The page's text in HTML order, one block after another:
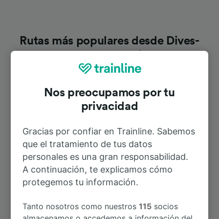
Rutas más populares desde Dives-
Duración
A París
A Caen 1h 54min
A Le Havre 3h 42min
Nos preocupamos por tu
privacidad
Gracias por confiar en Trainline. Sabemos
que el tratamiento de tus datos
personales es una gran responsabilidad.
A continuación, te explicamos cómo
protegemos tu información.
Tanto nosotros como nuestros115 socios